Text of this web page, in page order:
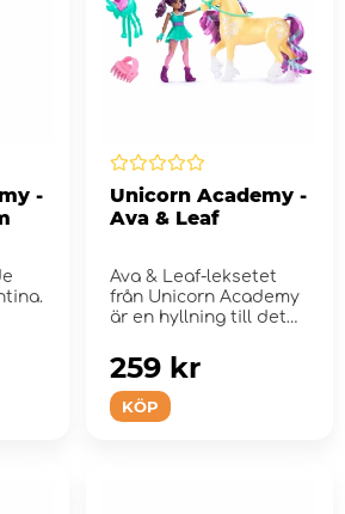
-
Unicorn Academy -
Ava & Leaf
Ava & Leaf-leksetet
från Unicorn Academy
är en hyllning till det
KÖP
259 kr